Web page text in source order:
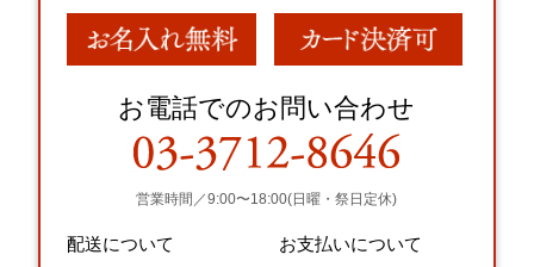
お電話でのお問い合わせ
営業時間／9:00〜18:00(日曜・祭日定休)
配送について お支払いについて